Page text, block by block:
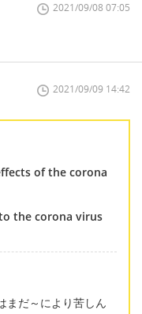
2021/09/08 07:05
2021/09/09 14:42
of the corona
the corona virus
だ～により苦しん